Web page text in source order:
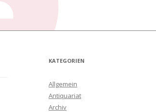
KATEGORIEN
Allgemein
Antiquariat
Archiv